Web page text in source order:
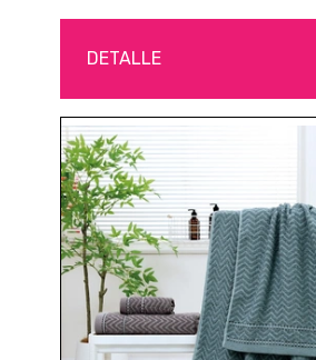
DETALLE